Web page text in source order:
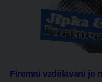
Firemní vzdělávání je